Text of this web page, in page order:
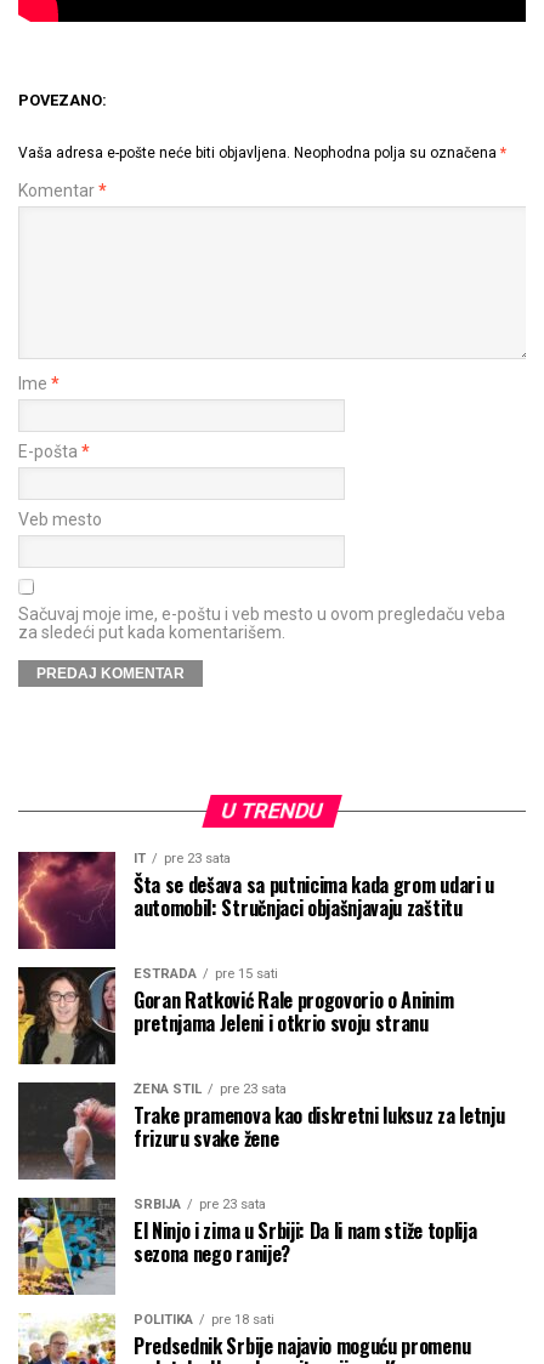
POVEZANO:
Vaša adresa e-pošte neće biti objavljena. Neophodna polja su označena *
Komentar*
Ime *
E-pošta *
Veb mesto
Sačuvaj moje ime, e-poštu i veb mesto u ovom pregledaču veba
za sledeći put kada komentarišem.
U TRENDU
IT pre 23 sata
Šta se dešava sa putnicima kada grom udari u
automobil: Stručnjaci objašnjavaju zaštitu
ESTRADA pre 15 sati
Goran Ratković Rale progovorio o Aninim
pretnjama Jeleni i otkrio svoju stranu
ŽENA STIL pre 23 sata
Trake pramenova kao diskretni luksuz za letnju
frizuru svake žene
SRBIJA pre 23 sata
El Ninjo i zima u Srbiji: Da li nam stiže toplija
sezona nego ranije?
POLITIKA pre 18 sati
Predsednik Srbije najavio moguću promenu